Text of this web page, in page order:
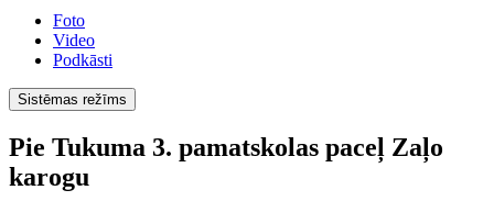
Foto
Video
Podkāsti
Sistēmas režīms
Pie Tukuma 3. pamatskolas paceļ Zaļo
karogu